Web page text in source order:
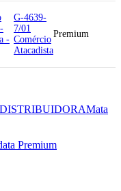
-
G-4639-
7/01
Comércio
Atacadista
Premium
Mata
Premium